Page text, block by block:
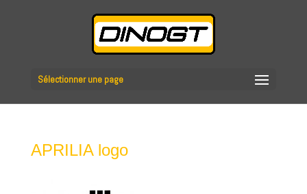
Sélectionner une page
APRILIA logo